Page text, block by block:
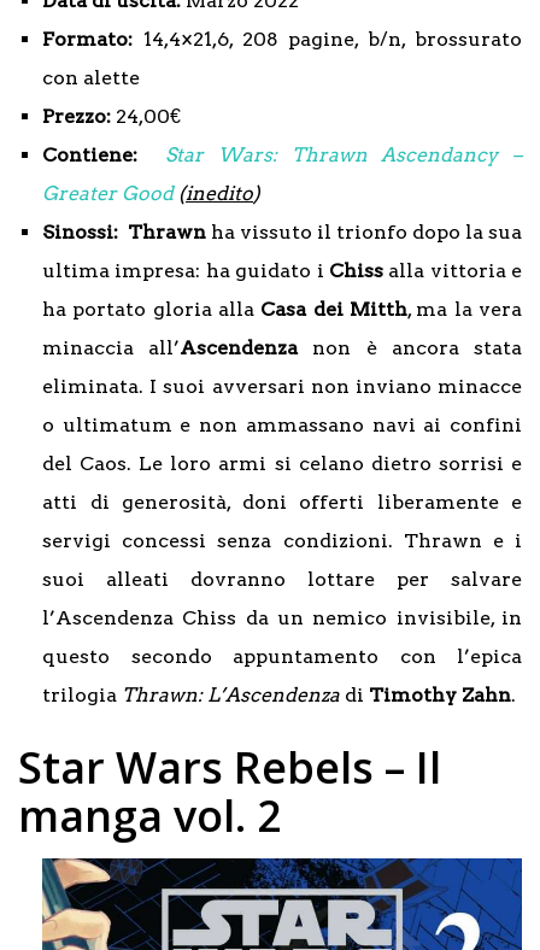
Formato: 14,4×21,6, 208 pagine, b/n, brossurato
con alette
Prezzo: 24,00€
Contiene:
Star Wars: Thrawn Ascendancy –
Greater Good(inedito)
Sinossi: Thrawn ha vissuto il trionfo dopo la sua
ultima impresa: ha guidato i Chiss alla vittoria e
ha portato gloria alla Casa dei Mitth, ma la vera
minaccia all’Ascendenza non è ancora stata
eliminata. I suoi avversari non inviano minacce
o ultimatum e non ammassano navi ai confini
del Caos. Le loro armi si celano dietro sorrisi e
atti di generosità, doni offerti liberamente e
servigi concessi senza condizioni. Thrawn e i
suoi alleati dovranno lottare per salvare
l’Ascendenza Chiss da un nemico invisibile, in
questo secondo appuntamento con l’epica
trilogia Thrawn: L’Ascendenza di Timothy Zahn.
Star Wars Rebels – Il
manga vol. 2